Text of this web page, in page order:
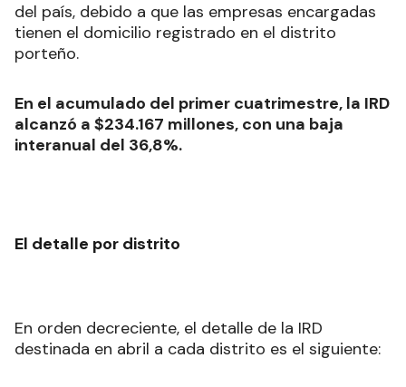
del país, debido a que las empresas encargadas
tienen el domicilio registrado en el distrito
porteño.
En el acumulado del primer cuatrimestre, la IRD
alcanzó a $234.167 millones, con una baja
interanual del 36,8%.
El detalle por distrito
En orden decreciente, el detalle de la IRD
destinada en abril a cada distrito es el siguiente: